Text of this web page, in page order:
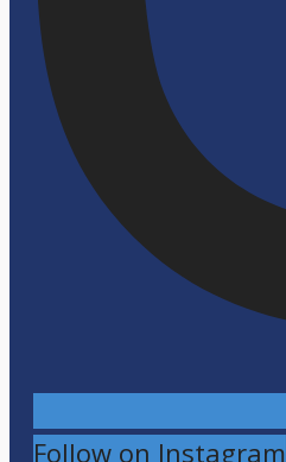
Follow on Instagram